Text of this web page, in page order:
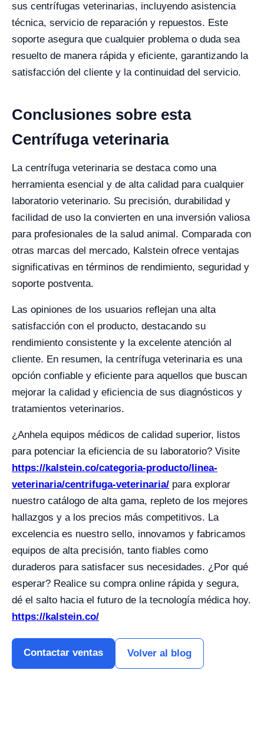
sus centrífugas veterinarias, incluyendo asistencia
técnica, servicio de reparación y repuestos. Este
soporte asegura que cualquier problema o duda sea
resuelto de manera rápida y eficiente, garantizando la
satisfacción del cliente y la continuidad del servicio.
Conclusiones sobre esta
Centrífuga veterinaria
La centrífuga veterinaria se destaca como una
herramienta esencial y de alta calidad para cualquier
laboratorio veterinario. Su precisión, durabilidad y
facilidad de uso la convierten en una inversión valiosa
para profesionales de la salud animal. Comparada con
otras marcas del mercado, Kalstein ofrece ventajas
significativas en términos de rendimiento, seguridad y
soporte postventa.
Las opiniones de los usuarios reflejan una alta
satisfacción con el producto, destacando su
rendimiento consistente y la excelente atención al
cliente. En resumen, la centrífuga veterinaria es una
opción confiable y eficiente para aquellos que buscan
mejorar la calidad y eficiencia de sus diagnósticos y
tratamientos veterinarios.
¿Anhela equipos médicos de calidad superior, listos
para potenciar la eficiencia de su laboratorio? Visite
https://kalstein.co/categoria-producto/linea-
veterinaria/centrifuga-veterinaria/ para explorar
nuestro catálogo de alta gama, repleto de los mejores
hallazgos y a los precios más competitivos. La
excelencia es nuestro sello, innovamos y fabricamos
equipos de alta precisión, tanto fiables como
duraderos para satisfacer sus necesidades. ¿Por qué
esperar? Realice su compra online rápida y segura,
dé el salto hacia el futuro de la tecnología médica hoy.
https://kalstein.co/
Contactar ventas Volver al blog